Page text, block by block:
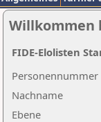
Willkommen
Nachname
Ebene
Personennummer
FIDE-Elolisten